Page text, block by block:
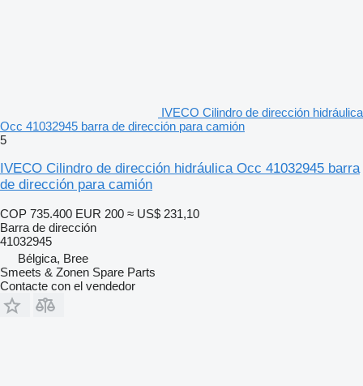
IVECO Cilindro de dirección hidráulica
Occ 41032945 barra de dirección para camión
5
IVECO Cilindro de dirección hidráulica Occ 41032945 barra
de dirección para camión
COP 735.400 EUR 200 ≈ US$ 231,10
Barra de dirección
41032945
Bélgica, Bree
Smeets & Zonen Spare Parts
Contacte con el vendedor